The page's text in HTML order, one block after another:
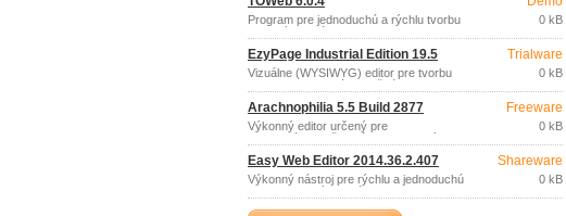
Program pre jednoduchú a rýchlu tvorbu
webových stránok, bez potreby
akejkoľvek znalosti zodpovedajúcich
technológií, programovania a bez
potreby softvéru na úpravu snímok.
0 kB
EzyPage Industrial Edition 19.5
Vizuálne (WYSIWYG) editor pre tvorbu
dokumentov, ktoré je možné exportovať
vo formáte HTML, PDF, BMP, GIF,
JPEG, PNG, TIF.
Trialware
0 kB
Arachnophilia 5.5 Build 2877
Výkonný editor určený pre
programátorov, špeciálne zameraný na
tvorbu webov.
Freeware
0 kB
Easy Web Editor 2014.36.2.407
Výkonný nástroj pre rýchlu a jednoduchú
tvorbu webových stránok vysokej
úrovne aj pre začiatočníkov.
Shareware
0 kB